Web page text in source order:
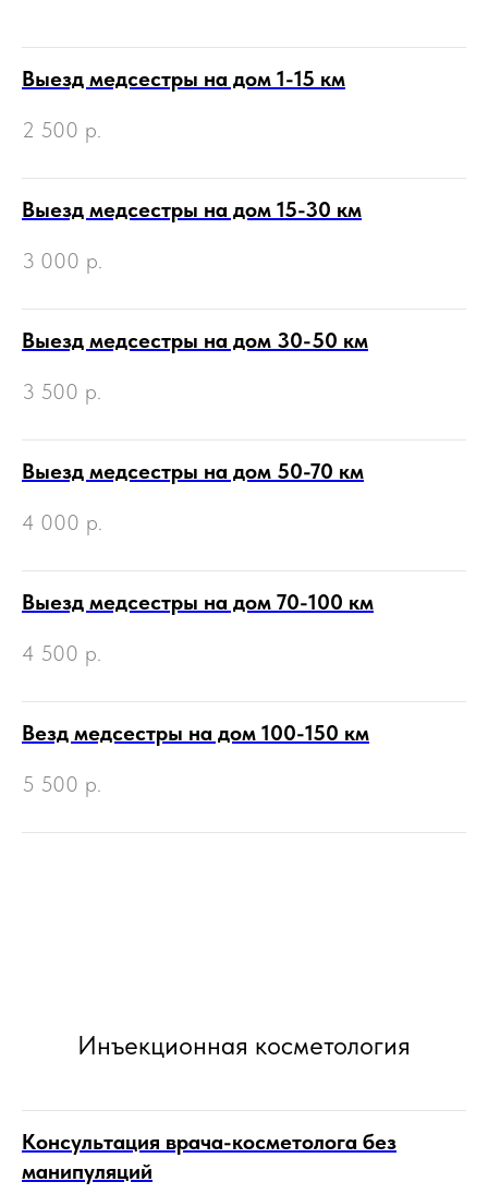
Выезд медсестры на дом 1-15 км
2 500 р.
Выезд медсестры на дом 15-30 км
3 000 р.
Выезд медсестры на дом 30-50 км
3 500 р.
Выезд медсестры на дом 50-70 км
4 000 р.
Выезд медсестры на дом 70-100 км
4 500 р.
Везд медсестры на дом 100-150 км
5 500 р.
Инъекционная косметология
Консультация врача-косметолога без
манипуляций